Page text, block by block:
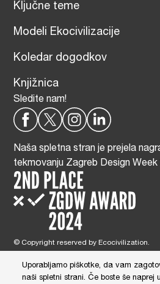
Ključne teme
Modeli Ekocivilizacije
Koledar dogodkov
Knjižnica
Sledite nam!
Naša spletna stran je prejela
tekmovanju Zagreb Design Week
© Copyright reserved by Ecocivilization.
Tim Radelj Remic (Reialesa),
This site is protected by reCAPTCHA and
Uporabljamo piškotke, da vam
naši spletni strani. Če boste še naprej